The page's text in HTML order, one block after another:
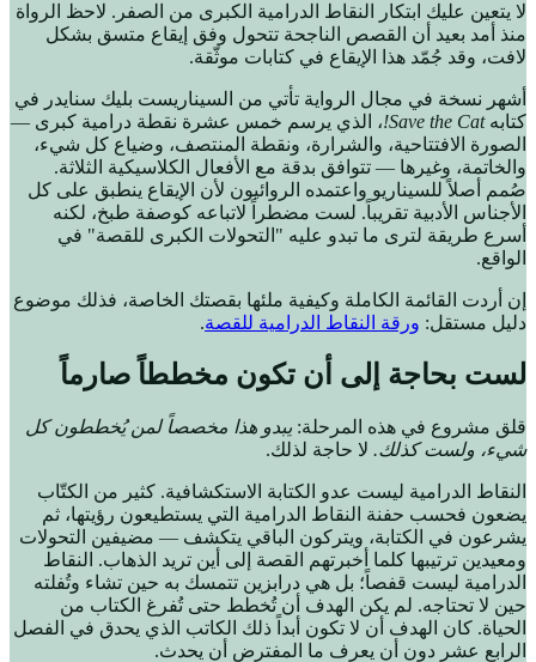
لا يتعين عليك ابتكار النقاط الدرامية الكبرى من الصفر. لاحظ الرواة
منذ أمد بعيد أن القصص الناجحة تتحول وفق إيقاع متسق بشكل
لافت، وقد جُمّد هذا الإيقاع في كتابات موثّقة.
أشهر نسخة في مجال الرواية تأتي من السيناريست بليك سنايدر في
كتابهSave the Cat! ، الذي يرسم خمس عشرة نقطة درامية كبرى —
الصورة الافتتاحية، والشرارة، ونقطة المنتصف، وضياع كل شيء،
والخاتمة، وغيرها — تتوافق بدقة مع الأفعال الكلاسيكية الثلاثة.
صُمم أصلاً للسيناريو واعتمده الروائيون لأن الإيقاع ينطبق على كل
الأجناس الأدبية تقريباً. لست مضطراً لاتباعه كوصفة طبخ، لكنه
أسرع طريقة لترى ما تبدو عليه "التحولات الكبرى للقصة" في
الواقع.
إن أردت القائمة الكاملة وكيفية ملئها بقصتك الخاصة، فذلك موضوع
دليل مستقل: ورقة النقاط الدرامية للقصة.
لست بحاجة إلى أن تكون مخططاً صارماً
قلق مشروع في هذه المرحلة: يبدو هذا مخصصاً لمن يُخططون كل
شيء، ولست كذلك. لا حاجة لذلك.
النقاط الدرامية ليست عدو الكتابة الاستكشافية. كثير من الكتّاب
يضعون فحسب حفنة النقاط الدرامية التي يستطيعون رؤيتها، ثم
يشرعون في الكتابة، ويتركون الباقي يتكشف — مضيفين التحولات
ومعيدين ترتيبها كلما أخبرتهم القصة إلى أين تريد الذهاب. النقاط
الدرامية ليست قفصاً؛ بل هي درابزين تتمسك به حين تشاء وتُفلته
حين لا تحتاجه. لم يكن الهدف أن تُخطط حتى تُفرغ الكتاب من
الحياة. كان الهدف أن لا تكون أبداً ذلك الكاتب الذي يحدق في الفصل
الرابع عشر دون أن يعرف ما المفترض أن يحدث.